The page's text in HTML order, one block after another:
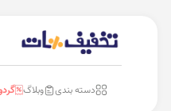
دسته بندی وبلاگ